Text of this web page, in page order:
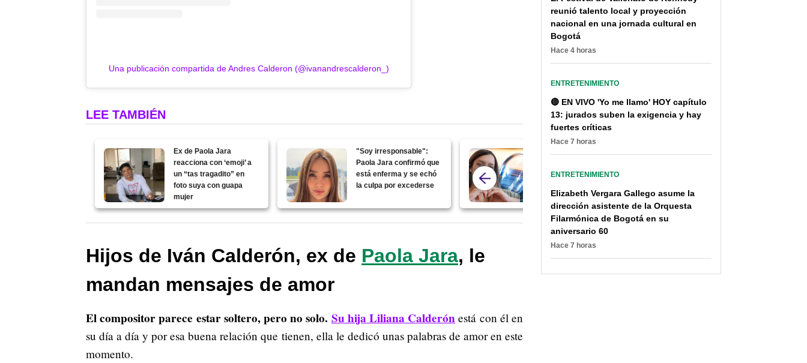
Una publicación compartida de Andres Calderon (@ivanandrescalderon_)
LEE TAMBIÉN
Ex de Paola Jara
reacciona con ‘emoji’ a
un “tas tragadito” en
foto suya con guapa
mujer
"Soy irresponsable":
Paola Jara confirmó que
está enferma y se echó
la culpa por excederse
sus pretendientes y si
Hijos de Iván Calderón, ex de Paola Jara, le
mandan mensajes de amor
El compositor parece estar soltero, pero no solo. Su hija Liliana Calderón está con él en
su día a día y por esa buena relación que tienen, ella le dedicó unas palabras de amor en este
momento.
reunió talento local y proyección
nacional en una jornada cultural en
Bogotá
Hace 4 horas
ENTRETENIMIENTO
🔴 EN VIVO 'Yo me llamo' HOY capítulo
13: jurados suben la exigencia y hay
fuertes críticas
Hace 7 horas
ENTRETENIMIENTO
Elizabeth Vergara Gallego asume la
dirección asistente de la Orquesta
Filarmónica de Bogotá en su
aniversario 60
Hace 7 horas